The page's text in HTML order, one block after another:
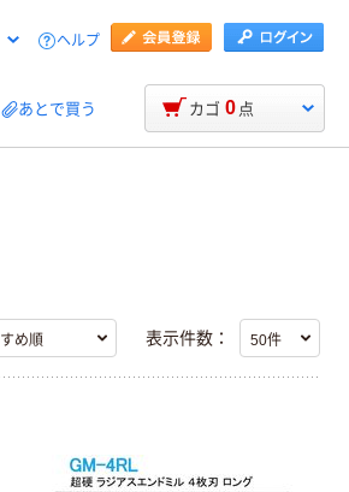
ヘルプ
あとで買う カゴ 0 点
表示件数：